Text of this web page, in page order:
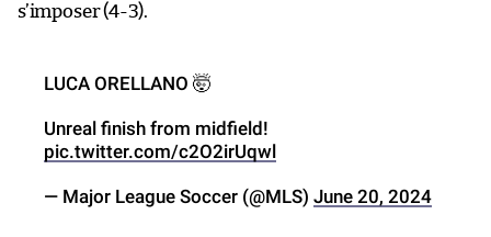
s’imposer (4-3).
LUCA ORELLANO 🤯
Unreal finish from midfield!
pic.twitter.com/c2O2irUqwl
— Major League Soccer (@MLS) June 20, 2024